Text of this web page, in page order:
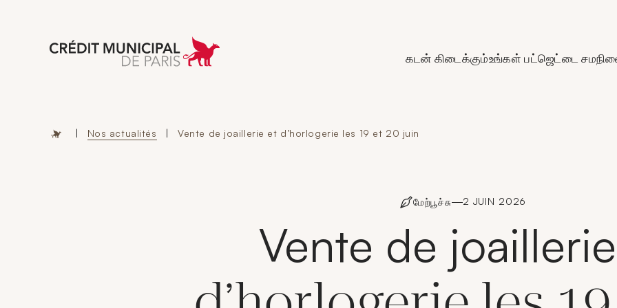
Aller à l'accueil de Crédit Municipal de Paris
கடன் கிடைக்கும்உங்கள் பட்ஜெட்டை
| Nos actualités | Vente de joaillerie et d’horlogerie les 19 et 20 juin
மேற்பூச்சு 2 JUIN 2026
Vente de